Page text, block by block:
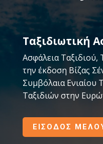
Ταξιδιωτική
Ασφάλεια Ταξιδιού,
την έκδοση Βίζας
Συμβόλαια Ενιαίου
Ταξιδιών στην
ΕΙΣΟΔΟΣ